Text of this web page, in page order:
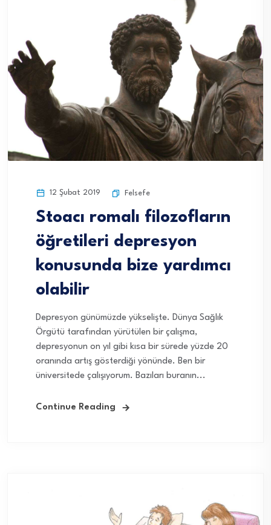
12 Şubat 2019 Felsefe
Stoacı romalı filozofların
öğretileri depresyon
konusunda bize yardımcı
olabilir
Depresyon günümüzde yükselişte. Dünya Sağlık
Örgütü tarafından yürütülen bir çalışma,
depresyonun on yıl gibi kısa bir sürede yüzde 20
oranında artış gösterdiği yönünde. Ben bir
üniversitede çalışıyorum. Bazıları buranın...
Continue Reading